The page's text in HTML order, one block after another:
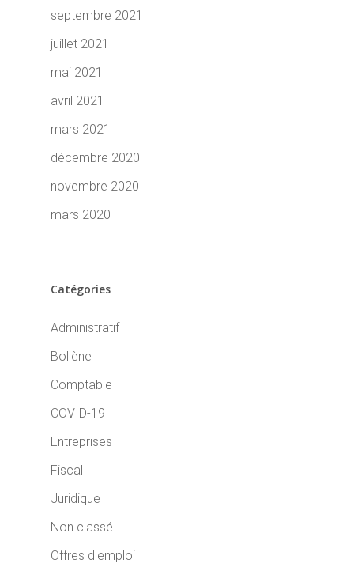
septembre 2021
juillet 2021
mai 2021
avril 2021
mars 2021
décembre 2020
novembre 2020
mars 2020
Catégories
Administratif
Bollène
Comptable
COVID-19
Entreprises
Fiscal
Juridique
Non classé
Offres d'emploi